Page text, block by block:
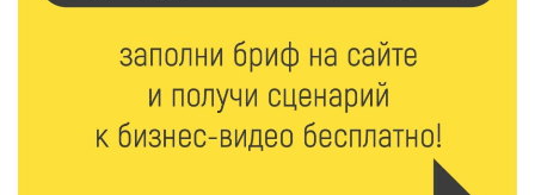
5 Авг 2026 14:02 903
В Введенской церкви Торжка завершился важный
этап реставрации